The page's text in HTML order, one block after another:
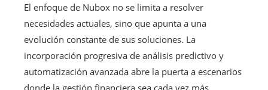
El enfoque de Nubox no se limita a resolver
necesidades actuales, sino que apunta a una
evolución constante de sus soluciones. La
incorporación progresiva de análisis predictivo y
automatización avanzada abre la puerta a escenarios
donde la gestión financiera sea cada vez más